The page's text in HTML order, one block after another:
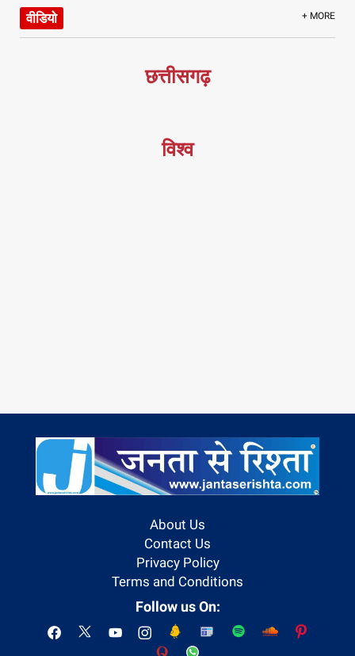
वीडियो + MORE
छत्तीसगढ़
विश्व
About Us
Contact Us
Privacy Policy
Terms and Conditions
Follow us On: